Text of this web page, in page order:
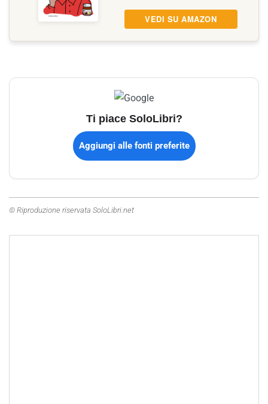
VEDI SU AMAZON
Ti piace SoloLibri?
Aggiungi alle fonti preferite
© Riproduzione riservata SoloLibri.net